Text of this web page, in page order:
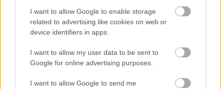
I want to allow Google to enable storage
related to advertising like cookies on web or
device identifiers in apps.
I want to allow my user data to be sent to
Google for online advertising purposes.
I want to allow Google to send me